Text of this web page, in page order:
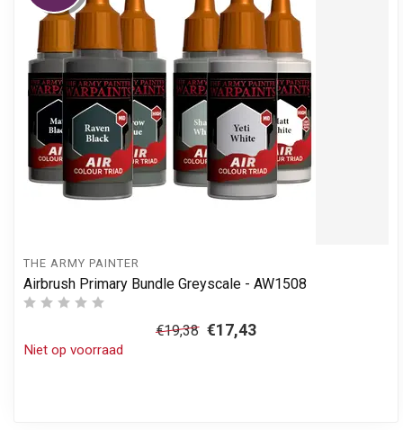
THE ARMY PAINTER
Airbrush Primary Bundle Greyscale - AW1508
€19,38 €17,43
Niet op voorraad